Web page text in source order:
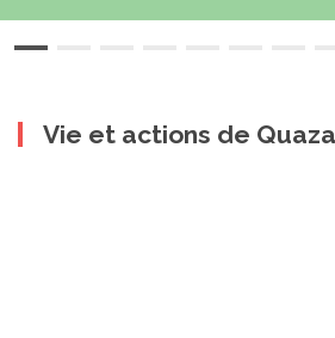
Vie et actions de